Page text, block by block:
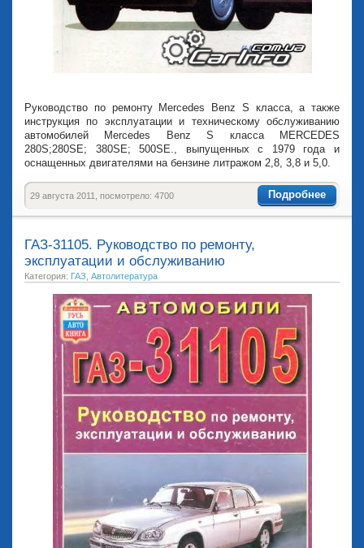
Руководство по ремонту Mercedes Benz S класса, а также
инструкция по эксплуатации и техническому обслуживанию
автомобилей Mercedes Benz S класса MERCEDES
280S;280SE; 380SE; 500SE., выпущенных с 1979 года и
оснащенных двигателями на бензине литражом 2,8, 3,8 и 5,0.
Подробнее
29 августа 2011, посмотрело: 4700
ГАЗ-31105. Руководство по ремонту,
эксплуатации и обслуживанию
Категория: ГАЗ, Автолитература